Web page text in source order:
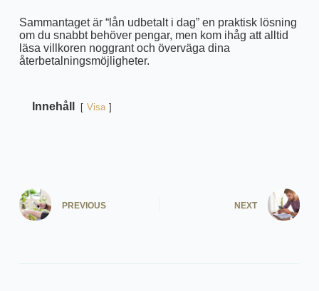
Sammantaget är “lån udbetalt i dag” en praktisk lösning
om du snabbt behöver pengar, men kom ihåg att alltid
läsa villkoren noggrant och överväga dina
återbetalningsmöjligheter.
Innehåll Visa
PREVIOUS NEXT